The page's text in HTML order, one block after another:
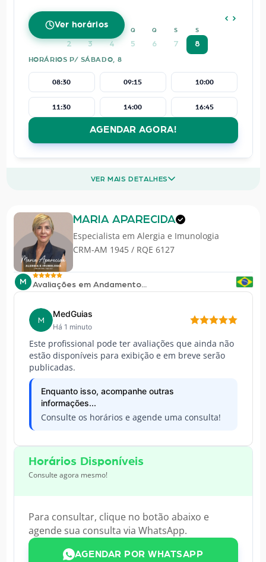
Ver horários
AGOSTO 2026
Q Q S S
2 3 4 5 6 7 8
HORÁRIOS P/ SÁBADO, 8
08:30 09:15 10:00
11:30 14:00 16:45
AGENDAR AGORA!
VER MAIS DETALHES
MARIA APARECIDA
Especialista em Alergia e Imunologia
CRM-AM 1945 / RQE 6127
M Avaliações em Andamento...
M
MedGuias
Há 1 minuto
Este profissional pode ter avaliações que ainda não
estão disponíveis para exibição e em breve serão
publicadas.
Enquanto isso, acompanhe outras
informações...
Consulte os horários e agende uma consulta!
Horários Disponíveis
Consulte agora mesmo!
Para consultar, clique no botão abaixo e
agende sua consulta via WhatsApp.
AGENDAR POR WHATSAPP